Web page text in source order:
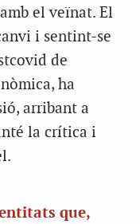
el veïnat. El
i sentint-se
de
ha
arribant a
la crítica i
que,